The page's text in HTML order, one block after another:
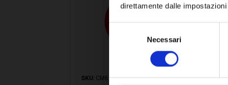
direttamente dalle
Necessari
SKU: CM61305469 SKU: